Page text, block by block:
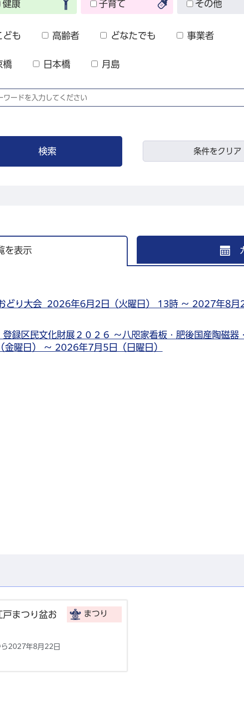
健康 子育て その他
ども 高齢者 どなたでも 事業者
橋 日本橋 月島
条件をクリア
を表示
どり大会 2026年6月2日（火曜日） 13時 ～ 2027年8月
録区民文化財展２０２６ ～八咫家看板・肥後国産陶磁器
曜日） ～ 2026年7月5日（日曜日）
まつり盆お
2027年8月22日
まつり